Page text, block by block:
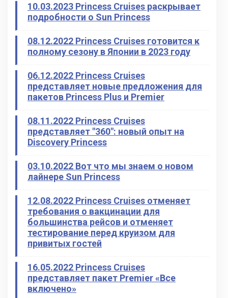
10.03.2023 Princess Cruises раскрывает
подробности о Sun Princess
08.12.2022 Princess Cruises готовится к
полному сезону в Японии в 2023 году
06.12.2022 Princess Cruises
представляет новые предложения для
пакетов Princess Plus и Premier
08.11.2022 Princess Cruises
представляет "360": новый опыт на
Discovery Princess
03.10.2022 Вот что мы знаем о новом
лайнере Sun Princess
12.08.2022 Princess Cruises отменяет
требования о вакцинации для
большинства рейсов и отменяет
тестирование перед круизом для
привитых гостей
16.05.2022 Princess Cruises
представляет пакет Premier «Все
включено»